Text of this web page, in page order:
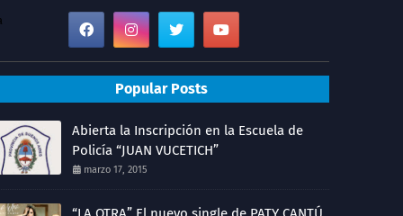
Popular Posts
Abierta la Inscripción en la Escuela de
Policía “JUAN VUCETICH”
marzo 17, 2015